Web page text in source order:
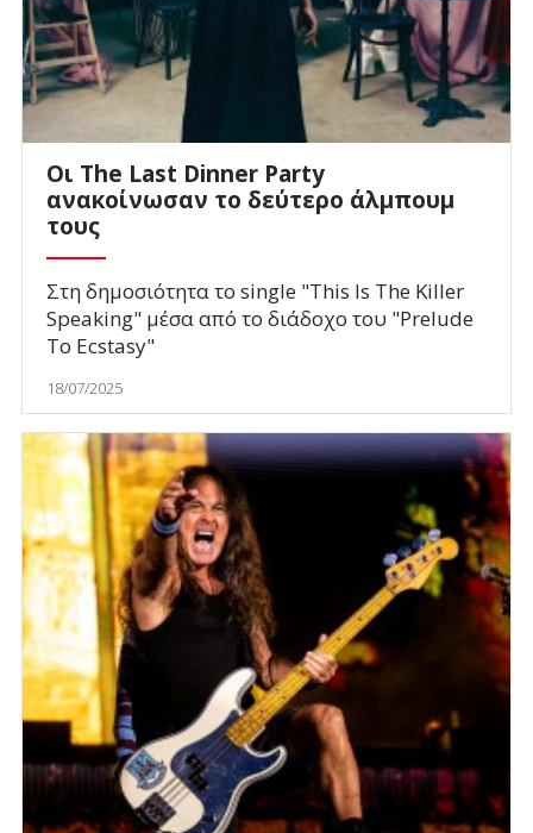
Οι The Last Dinner Party
ανακοίνωσαν το δεύτερο άλμπουμ
τους
Στη δημοσιότητα το single "This Is The Killer
Speaking" μέσα από το διάδοχο του "Prelude
To Ecstasy"
18/07/2025